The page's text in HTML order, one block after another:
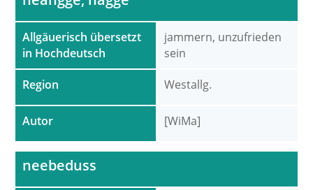
Allgäuerisch übersetzt
in Hochdeutsch
Region
Autor
jammern, unzufrieden
sein
Westallg.
[WiMa]
neebeduss